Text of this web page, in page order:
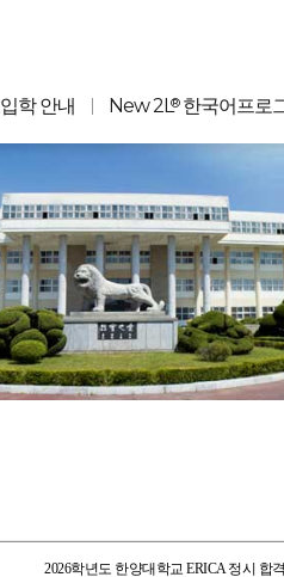
입학 안내 New 2L®한국어프로
2026학년도 한양대학교 ERICA 정시 합